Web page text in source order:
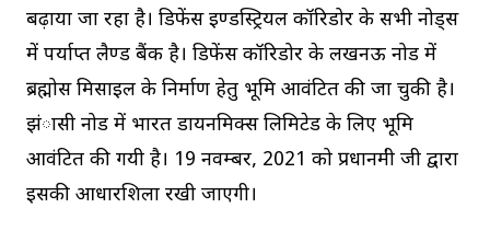
बढ़ाया जा रहा है। डिफेंस इण्डस्ट्रियल कॉरिडोर के सभी नोड्स
में पर्याप्त लैण्ड बैंक है। डिफेंस कॉरिडोर के लखनऊ नोड में
ब्रह्मोस मिसाइल के निर्माण हेतु भूमि आवंटित की जा चुकी है।
झंासी नोड में भारत डायनमिक्स लिमिटेड के लिए भूमि
आवंटित की गयी है। 19 नवम्बर, 2021 को प्रधानमंत्री जी द्वारा
इसकी आधारशिला रखी जाएगी।